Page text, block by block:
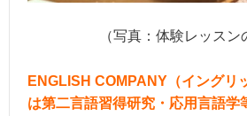
（写真：体験レッスン
ENGLISH COMPANY（イングリ
は第二言語習得研究・応用言語学